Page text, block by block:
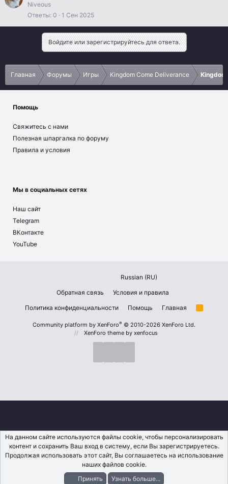
Niveous
Ответы 0 1 Сен 2025
Войдите или зарегистрируйтесь для ответа.
Главная Форумы Игры Kingdom Come Deliverance Kingdom
Помощь
Свяжитесь с нами
Полезная шпаргалка по форуму
Правила и условия
Мы в социальных сетях
Наш сайт
Telegram
ВКонтакте
YouTube
Russian (RU)
Обратная связь
Условия и правила
Политика конфиденциальности
Помощь Главная
R
Community platform by XenForo® © 2010-2026 XenForo Ltd.
XenForo theme by xenfocus
На данном сайте используются файлы cookie, чтобы персонализировать
контент и сохранить Ваш вход в систему, если Вы зарегистрируетесь.
Продолжая использовать этот сайт, Вы соглашаетесь на использование
наших файлов cookie.
Принять
Узнать больше...